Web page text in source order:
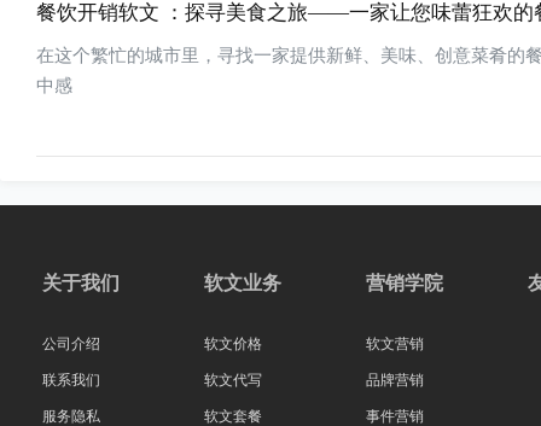
餐饮开销软文 ：探寻美食之旅——一家让您味蕾狂欢的
在这个繁忙的城市里，寻找一家提供新鲜、美味、创意菜肴的
中感
关于我们
公司介绍
联系我们
服务隐私
软文业务
软文价格
软文代写
软文套餐
营销学院
软文营销
品牌营销
事件营销